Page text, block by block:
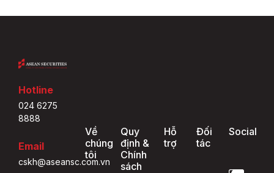
Hotline
024 6275
8888
Email
cskh@aseansc.com.vn
Về
chúng
tôi
Quy
định &
Chính
sách
Hỗ
trợ
Đối
tác
Social